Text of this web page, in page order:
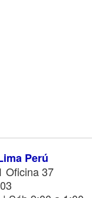
Perú
Oficina 37